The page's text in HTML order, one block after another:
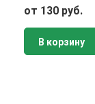
от 130 руб.
В корзину